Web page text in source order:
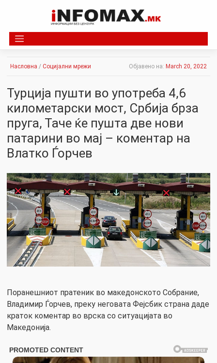
Насловна / Социјални мрежи Објавено на: March 20, 2022
Турција пушти во употреба 4,6
километарски мост, Србија брза
пруга, Таче ќе пушта две нови
патарини во мај – коментар на
Влатко Ѓорчев
Поранешниот пратеник во македонското Собрание,
Владимир Ѓорчев, преку неговата Фејсбик страна даде
краток коментар во врска со ситуацијата во
Македонија.